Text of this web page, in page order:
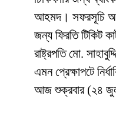
আহমদ। সফরসূচি
জন্য ফিরতি টিকিট
রাষ্ট্রপতি মো.
এমন প্রেক্ষাপটে
আজ শুক্রবার (২৪